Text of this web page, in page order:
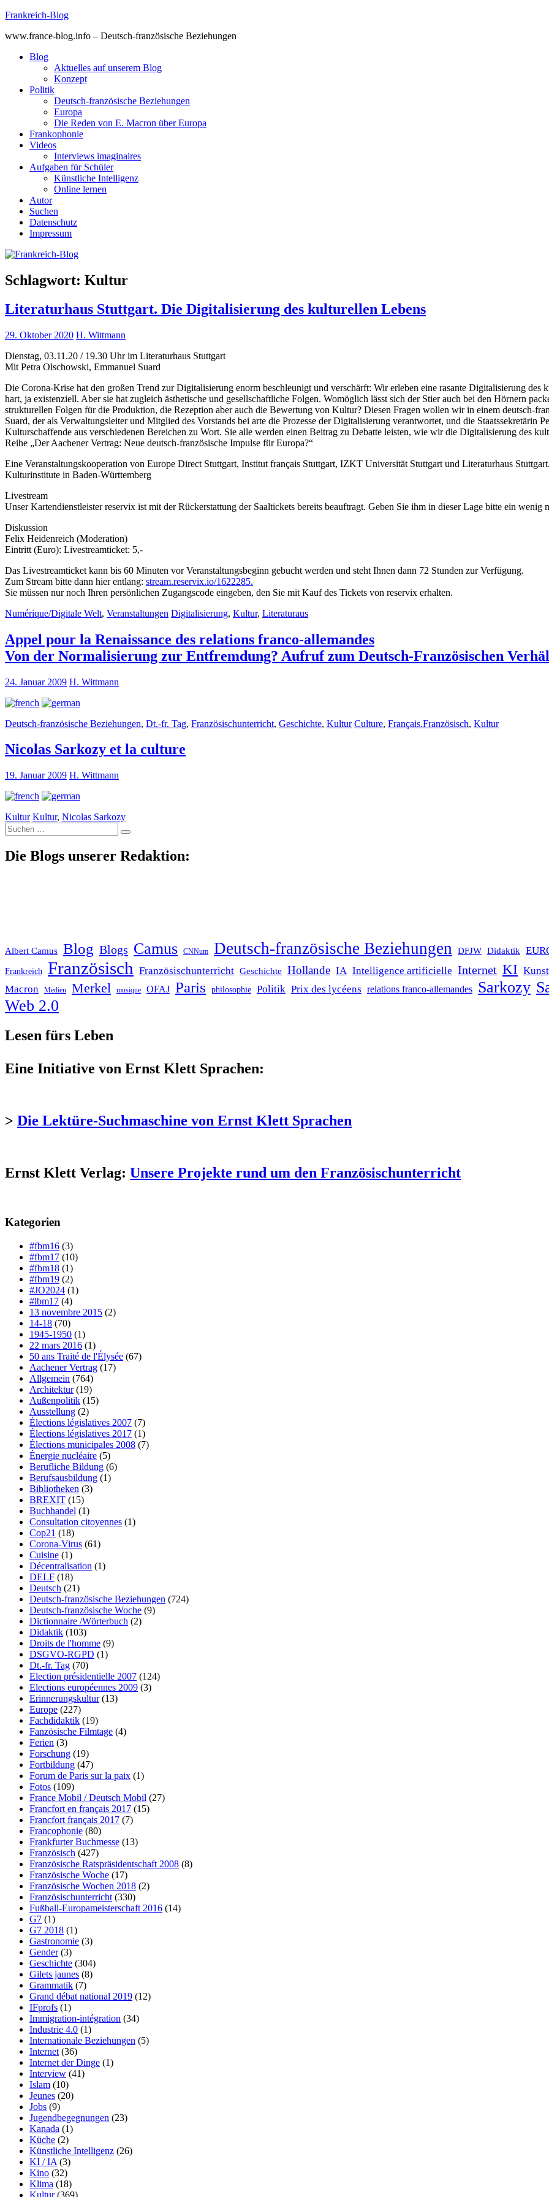
Skip
content
Frankreich-Blog
www.france-blog.info – Deutsch-französische Beziehungen
Blog
Aktuelles auf unserem Blog
Konzept
Politik
Deutsch-französische Beziehungen
Europa
Die Reden von E. Macron über Europa
Frankophonie
Videos
Interviews imaginaires
Aufgaben für Schüler
Künstliche Intelligenz
Online lernen
Autor
Suchen
Datenschutz
Impressum
Schlagwort: Kultur
Literaturhaus Stuttgart. Die Digitalisierung des kulturellen Lebens
29. Oktober 2020 H. Wittmann
Dienstag, 03.11.20 / 19.30 Uhr im Literaturhaus Stuttgart
Mit Petra Olschowski, Emmanuel Suard
Die Corona-Krise hat den großen Trend zur Digitalisierung enorm beschleunigt und verschärft: Wir erleben eine rasante Digitalisierung
hart, ja existenziell. Aber sie hat zugleich ästhetische und gesellschaftliche Folgen. Womöglich lässt sich der Stier auch bei den Hörnern
strukturellen Folgen für die Produktion, die Rezeption aber auch die Bewertung von Kultur? Diesen Fragen wollen wir in einem deutsch-
Suard, der als Verwaltungsleiter und Mitglied des Vorstands bei arte die Prozesse der Digitalisierung verantwortet, und die Staatssekretärin
Kulturschaffende aus verschiedenen Bereichen zu Wort. Sie alle werden einen Beitrag zu Debatte leisten, wie wir die Digitalisierung des
Reihe „Der Aachener Vertrag: Neue deutsch-französische Impulse für Europa?“
Eine Veranstaltungskooperation von Europe Direct Stuttgart, Institut français Stuttgart, IZKT Universität Stuttgart und Literaturhaus
Kulturinstitute in Baden-Württemberg
Livestream
Unser Kartendienstleister reservix ist mit der Rückerstattung der Saaltickets bereits beauftragt. Geben Sie ihm in dieser Lage bitte ein wenig
Diskussion
Felix Heidenreich (Moderation)
Eintritt (Euro): Livestreamticket: 5,-
Das Livestreamticket kann bis 60 Minuten vor Veranstaltungsbeginn gebucht werden und steht Ihnen dann 72 Stunden zur Verfügung.
Zum Stream bitte dann hier entlang: stream.reservix.io/1622285.
Sie müssen nur noch Ihren persönlichen Zugangscode eingeben, den Sie mit Kauf des Tickets von reservix erhalten.
Numérique/Digitale Welt, Veranstaltungen Digitalisierung, Kultur, Literaturaus
Appel pour la Renaissance des relations franco-allemandes
Von der Normalisierung zur Entfremdung? Aufruf zum Deutsch-Französischen
24. Januar 2009 H. Wittmann
Deutsch-französische Beziehungen, Dt.-fr. Tag, Französischunterricht, Geschichte, Kultur Culture, Français.Französisch, Kultur
Nicolas Sarkozy et la culture
19. Januar 2009 H. Wittmann
Kultur Kultur, Nicolas Sarkozy
Suche
nach:
Die Blogs unserer Redaktion:
Albert Camus Blog Blogs Camus CNNum Deutsch-französische Beziehungen DFJW Didaktik
Frankreich Französisch Französischunterricht Geschichte Hollande IA Intelligence artificielle Internet KI Kunst
Macron
Medien Merkel musique OFAJ Paris philosophie Politik Prix des lycéens relations franco-allemandes Sarkozy
Web 2.0
Lesen fürs Leben
Eine Initiative von Ernst Klett Sprachen:
> Die Lektüre-Suchmaschine von Ernst Klett Sprachen
Ernst Klett Verlag: Unsere Projekte rund um den Französischunterricht
Kategorien
#fbm16 (3)
#fbm17 (10)
#fbm18 (1)
#fbm19 (2)
#JO2024 (1)
#lbm17 (4)
13 novembre 2015 (2)
14-18 (70)
1945-1950 (1)
22 mars 2016 (1)
50 ans Traité de l'Élysée (67)
Aachener Vertrag (17)
Allgemein (764)
Architektur(19)
Außenpolitik (15)
Ausstellung (2)
Élections législatives 2007 (7)
Élections législatives 2017 (1)
Élections municipales 2008 (7)
Énergie nucléaire (5)
Berufliche Bildung (6)
Berufsausbildung (1)
Bibliotheken (3)
BREXIT (15)
Buchhandel (1)
Consultation citoyennes (1)
Cop21 (18)
Corona-Virus (61)
Cuisine (1)
Décentralisation (1)
DELF (18)
Deutsch (21)
Deutsch-französische Beziehungen (724)
Deutsch-französische Woche (9)
Dictionnaire /Wörterbuch (2)
Didaktik (103)
Droits de l'homme (9)
DSGVO-RGPD (1)
Dt.-fr. Tag (70)
Election présidentielle 2007 (124)
Elections européennes 2009 (3)
Erinnerungskultur(13)
Europe (227)
Fachdidaktik (19)
Fanzösische Filmtage (4)
Ferien (3)
Forschung (19)
Fortbildung (47)
Forum de Paris sur la paix (1)
Fotos (109)
France Mobil / Deutsch Mobil (27)
Francfort en français 2017 (15)
Francfort français 2017 (7)
Francophonie (80)
Frankfurter Buchmesse (13)
Französisch (427)
Französische Ratspräsidentschaft 2008 (8)
Französische Woche (17)
Französische Wochen 2018 (2)
Französischunterricht (330)
Fußball-Europameisterschaft 2016 (14)
G7 (1)
G7 2018 (1)
Gastronomie (3)
Gender(3)
Geschichte (304)
Gilets jaunes (8)
Grammatik (7)
Grand débat national 2019 (12)
IFprofs (1)
Immigration-intégration (34)
Industrie 4.0 (1)
Internationale Beziehungen (5)
Internet (36)
Internet der Dinge (1)
Interview (41)
Islam (10)
Jeunes (20)
Jobs (9)
Jugendbegegnungen (23)
Kanada (1)
Küche (2)
Künstliche Intelligenz (26)
KI / IA (3)
Kino (32)
Klima (18)
Kultur(369)